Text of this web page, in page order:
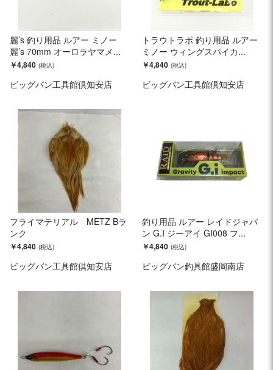
麗’s 釣り用品 ルアー ミノー
麗’s 70mm オーロラヤマメ...
￥4,840
ビッグバン工具館倶知安店
トラウトラボ 釣り用品 ルアー
ミノー ウィングスパイカ...
￥4,840
ビッグバン工具館倶知安店
フライマテリアル METZ Bラ
ンク
￥4,840
ビッグバン工具館倶知安店
釣り用品 ルアー レイドジャパ
ン G.I ジーアイ GI008 フ...
￥4,840
ビッグバン釣具館盛岡南店